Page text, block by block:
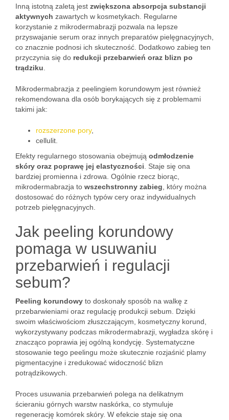
Inną istotną zaletą jest zwiększona absorpcja substancji
aktywnych zawartych w kosmetykach. Regularne
korzystanie z mikrodermabrazji pozwala na lepsze
przyswajanie serum oraz innych preparatów pielęgnacyjnych,
co znacznie podnosi ich skuteczność. Dodatkowo zabieg ten
przyczynia się do redukcji przebarwień oraz blizn po
trądziku
Mikrodermabrazja z peelingiem korundowym jest również
rekomendowana dla osób borykających się z problemami
takimi jak:
rozszerzone pory,
cellulit.
Efekty regularnego stosowania obejmują odmłodzenie
skóry oraz poprawę jej elastyczności . Staje się ona
bardziej promienna i zdrowa. Ogólnie rzecz biorąc,
mikrodermabrazja to wszechstronny zabieg , który można
dostosować do różnych typów cery oraz indywidualnych
potrzeb pielęgnacyjnych.
Jak peeling korundowy
pomaga w usuwaniu
przebarwień i regulacji
sebum?
Peeling korundowy to doskonały sposób na walkę z
przebarwieniami oraz regulację produkcji sebum. Dzięki
swoim właściwościom złuszczającym, kosmetyczny korund,
wykorzystywany podczas mikrodermabrazji, wygładza skórę i
znacząco poprawia jej ogólną kondycję. Systematyczne
stosowanie tego peelingu może skutecznie rozjaśnić plamy
pigmentacyjne i zredukować widoczność blizn
potrądzikowych.
Proces usuwania przebarwień polega na delikatnym
ścieraniu górnych warstw naskórka, co stymuluje
regenerację komórek skóry. W efekcie staje się ona